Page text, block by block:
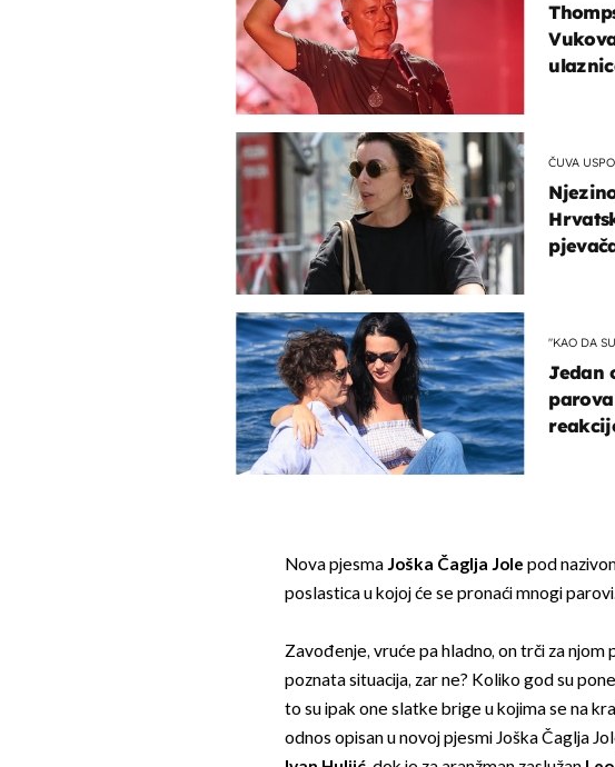
ČUVA
"KAO DA
Jedan
Nova pjesmaJoška Čaglja Jole pod
poslastica u kojoj će se pronaći mnogi parovi.
Zavođenje, vruće pa hladno, on trči za njom
poznata situacija, zar ne? Koliko god su
to su ipak one slatke brige u kojima se na
odnos opisan u novoj pjesmi Joška Čaglja